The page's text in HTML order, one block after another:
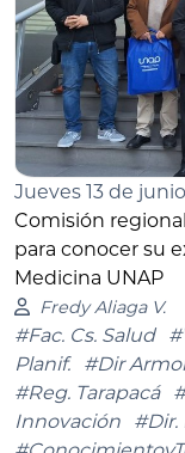
Jueves 13 de
Comisión
para conocer su
Medicina UNAP
Fredy Aliaga V.
#Fac. Cs. Salud
Planif.
#Dir
#Reg. Tarapacá
Innovación
#Dir.